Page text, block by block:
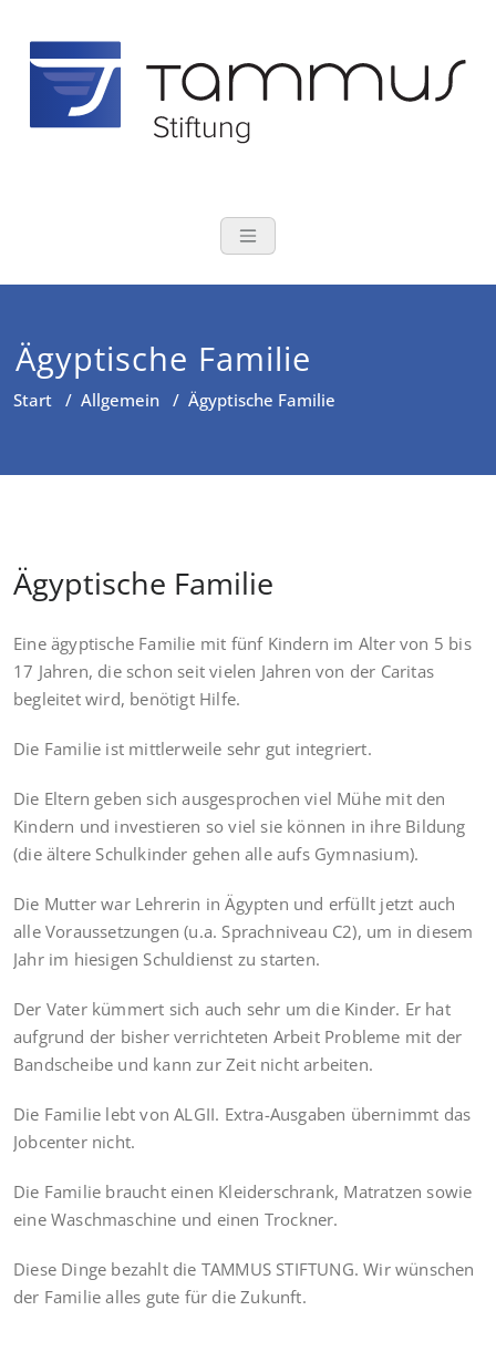
Inhalt
springen
TAMMUS
Ägyptische Familie
Start / Allgemein / Ägyptische Familie
Ägyptische Familie
Eine ägyptische Familie mit fünf Kindern im Alter von 5 bis
17 Jahren, die schon seit vielen Jahren von der Caritas
begleitet wird, benötigt Hilfe.
Die Familie ist mittlerweile sehr gut integriert.
Die Eltern geben sich ausgesprochen viel Mühe mit den
Kindern und investieren so viel sie können in ihre Bildung
(die ältere Schulkinder gehen alle aufs Gymnasium).
Die Mutter war Lehrerin in Ägypten und erfüllt jetzt auch
alle Voraussetzungen (u.a. Sprachniveau C2), um in diesem
Jahr im hiesigen Schuldienst zu starten.
Der Vater kümmert sich auch sehr um die Kinder. Er hat
aufgrund der bisher verrichteten Arbeit Probleme mit der
Bandscheibe und kann zur Zeit nicht arbeiten.
Die Familie lebt von ALGII. Extra-Ausgaben übernimmt das
Jobcenter nicht.
Die Familie braucht einen Kleiderschrank, Matratzen sowie
eine Waschmaschine und einen Trockner.
Diese Dinge bezahlt die TAMMUS STIFTUNG. Wir wünschen
der Familie alles gute für die Zukunft.